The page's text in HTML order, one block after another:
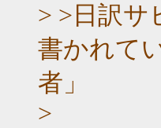
> >日訳
書かれて
者」
>